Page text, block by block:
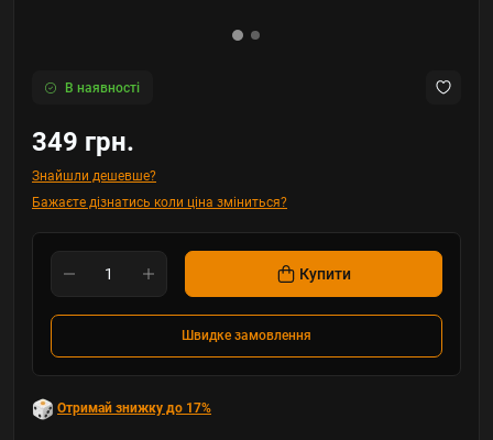
В наявності
349 грн.
Знайшли дешевше?
Бажаєте дізнатись коли ціна зміниться?
Купити
Швидке замовлення
Отримай знижку до 17%